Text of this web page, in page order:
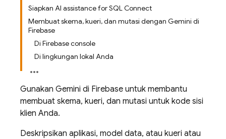
Siapkan AI assistance for SQL Connect
Membuat skema, kueri, dan mutasi dengan Gemini di
Firebase
Di Firebase console
Di lingkungan lokal Anda
Gunakan Gemini di Firebase untuk membantu
membuat skema, kueri, dan mutasi untuk kode sisi
klien Anda.
Deskripsikan aplikasi, model data, atau kueri atau